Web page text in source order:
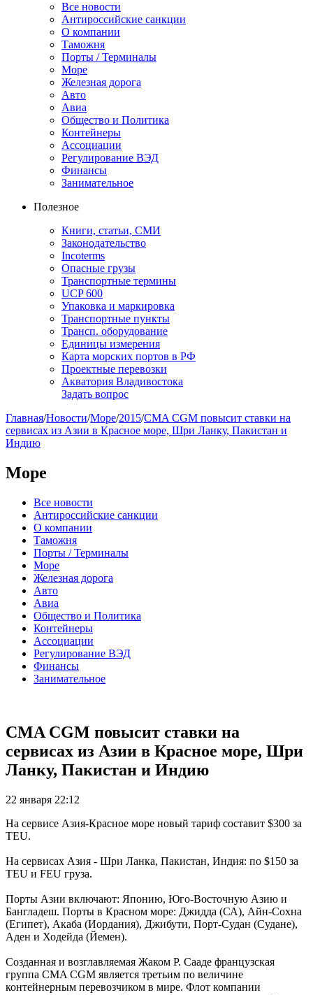
Все новости
Антироссийские санкции
О компании
Таможня
Порты / Терминалы
Море
Железная дорога
Авто
Авиа
Общество и Политика
Контейнеры
Ассоциации
Регулирование ВЭД
Финансы
Занимательное
Полезное
Книги, статьи, СМИ
Законодательство
Incoterms
Опасные грузы
Транспортные термины
UCP 600
Упаковка и маркировка
Транспортные пункты
Трансп. оборудование
Единицы измерения
Карта морских портов в РФ
Проектные перевозки
Акватория Владивостока
Задать вопрос
Главная/Новости/Море/2015/CMA CGM повысит ставки на
сервисах из Азии в Красное море, Шри Ланку, Пакистан и
Индию
Море
Все новости
Антироссийские санкции
О компании
Таможня
Порты / Терминалы
Море
Железная дорога
Авто
Авиа
Общество и Политика
Контейнеры
Ассоциации
Регулирование ВЭД
Финансы
Занимательное
CMA CGM повысит ставки на
сервисах из Азии в Красное море, Шри
Ланку, Пакистан и Индию
22 января 22:12
На сервисе Азия-Красное море новый тариф составит $300 за
TEU.
На сервисах Азия - Шри Ланка, Пакистан, Индия: по $150 за
TEU и FEU груза.
Порты Азии включают: Японию, Юго-Восточную Азию и
Бангладеш. Порты в Красном море: Джидда (СА), Айн-Сохна
(Египет), Акаба (Иордания), Джибути, Порт-Судан (Судане),
Аден и Ходейда (Йемен).
Созданная и возглавляемая Жаком Р. Сааде французская
группа CMA CGM является третьим по величине
контейнерным перевозчиком в мире. Флот компании